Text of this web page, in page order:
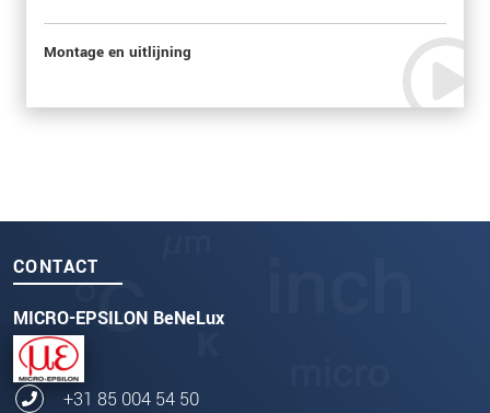
Montage en uitlijning
CONTACT
MICRO-EPSILON BeNeLux
+31 85 004 54 50